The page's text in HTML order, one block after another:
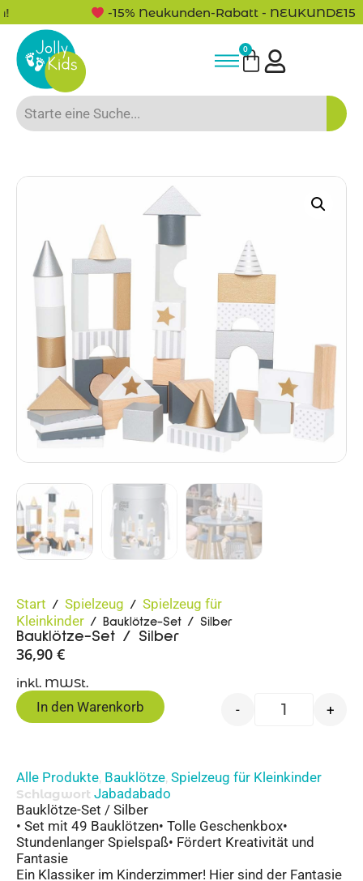
-15% Neukunden-Rabatt - NEUKUNDE15
0
Start / Spielzeug / Spielzeug für
Kleinkinder / Bauklötze-Set / Silber
Bauklötze-Set / Silber
36,90 €
inkl. MWSt.
- +
In den Warenkorb
Alle Produkte, Bauklötze, Spielzeug für Kleinkinder
Schlagwort Jabadabado
Bauklötze-Set / Silber
• Set mit 49 Bauklötzen• Tolle Geschenkbox•
Stundenlanger Spielspaß• Fördert Kreativität und
Fantasie
Ein Klassiker im Kinderzimmer! Hier sind der Fantasie